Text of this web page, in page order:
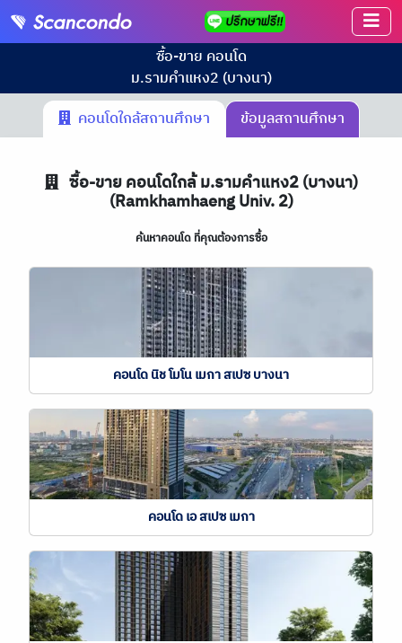
ซื้อ-ขาย คอนโด
ม.รามคำแหง2 (บางนา)
คอนโดใกล้สถานศึกษา
ข้อมูลสถานศึกษา
ซื้อ-ขาย คอนโดใกล้ ม.รามคำแหง2 (บางนา)
(Ramkhamhaeng Univ. 2)
ค้นหาคอนโด ที่คุณต้องการซื้อ
คอนโด นิช โมโน เมกา สเปซ บางนา
คอนโด เอ สเปซ เมกา